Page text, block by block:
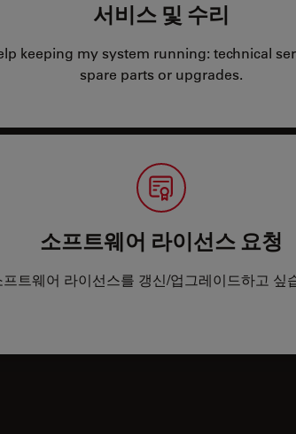
서비스 및 수리
keeping my system running: technical
spare parts or upgrades.
소프트웨어 라이선스 요청
프트웨어 라이선스를 갱신/업그레이드하고 싶